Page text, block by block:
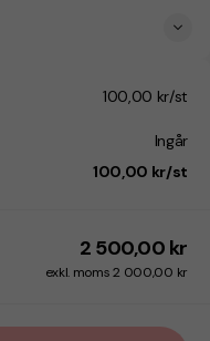
100,00 kr/st
Ingår
100,00 kr/st
2 500,00 kr
exkl. moms 2 000,00 kr